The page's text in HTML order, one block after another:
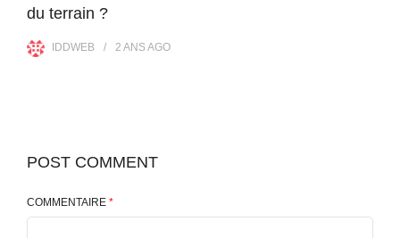
du terrain ?
IDDWEB 2 ANSAGO
POST COMMENT
COMMENTAIRE *